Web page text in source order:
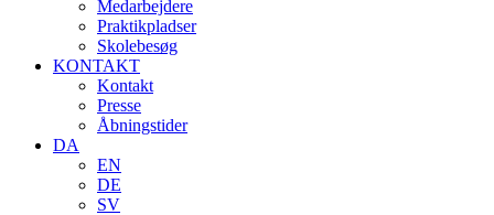
Medarbejdere
Praktikpladser
Skolebesøg
KONTAKT
Kontakt
Presse
Åbningstider
DA
EN
DE
SV